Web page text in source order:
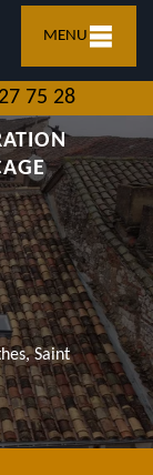
MENU
75 28
Saint